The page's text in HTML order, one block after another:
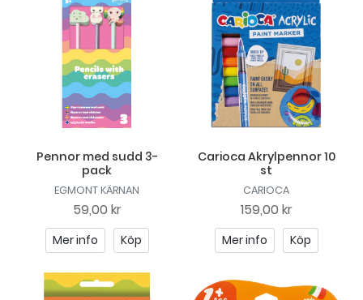
Pennor med sudd 3-
pack
EGMONT KÄRNAN
59,00 kr
Mer info Köp
Carioca Akrylpennor 10
st
CARIOCA
159,00 kr
Mer info Köp